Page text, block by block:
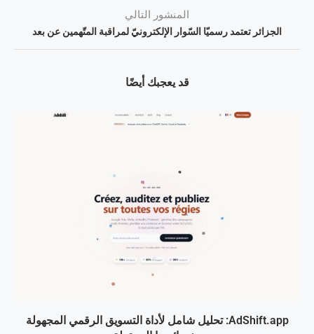
المنشور التالي
الجزائر تعتمد رسميّا السّوار الإلكترونيّ لمراقبة المتّهمين عن بعد
قد يعجبك أيضًا
AdShift.app: تحليل شامل لأداة التسويق الرقمي المجهولة